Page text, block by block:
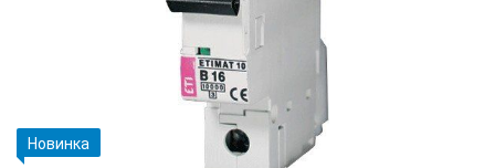
Новинка